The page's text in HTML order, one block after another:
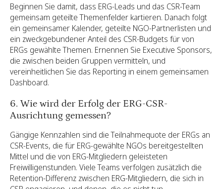
Beginnen Sie damit, dass ERG-Leads und das CSR-Team
gemeinsam geteilte Themenfelder kartieren. Danach folgt
ein gemeinsamer Kalender, geteilte NGO-Partnerlisten und
ein zweckgebundener Anteil des CSR-Budgets für von
ERGs gewählte Themen. Ernennen Sie Executive Sponsors,
die zwischen beiden Gruppen vermitteln, und
vereinheitlichen Sie das Reporting in einem gemeinsamen
Dashboard.
6. Wie wird der Erfolg der ERG-CSR-
Ausrichtung gemessen?
Gängige Kennzahlen sind die Teilnahmequote der ERGs an
CSR-Events, die für ERG-gewählte NGOs bereitgestellten
Mittel und die von ERG-Mitgliedern geleisteten
Freiwilligenstunden. Viele Teams verfolgen zusätzlich die
Retention-Differenz zwischen ERG-Mitgliedern, die sich in